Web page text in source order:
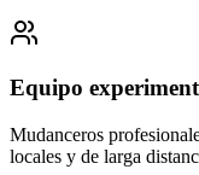
Equipo
Mudanceros
locales y de larga